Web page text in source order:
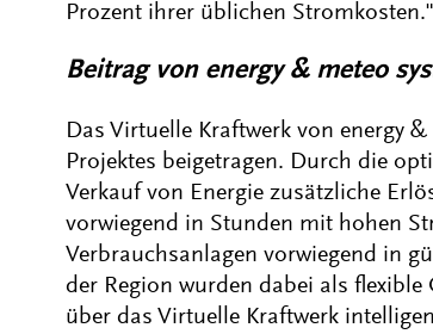
Prozent ihrer üblichen Stromkosten."
Beitrag von energy & meteo
Das Virtuelle Kraftwerk von energy
Projektes beigetragen. Durch die
Verkauf von Energie zusätzliche
vorwiegend in Stunden mit hohen
Verbrauchsanlagen vorwiegend in
der Region wurden dabei als
über das Virtuelle Kraftwerk